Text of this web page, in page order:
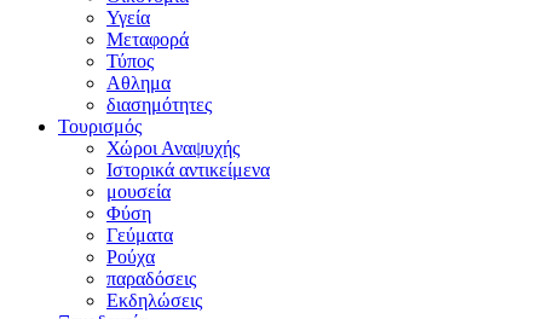
Υγεία
Μεταφορά
Τύπος
Αθλημα
διασημότητες
Τουρισμός
Χώροι Αναψυχής
Ιστορικά αντικείμενα
μουσεία
Φύση
Γεύματα
Ρούχα
παραδόσεις
Εκδηλώσεις